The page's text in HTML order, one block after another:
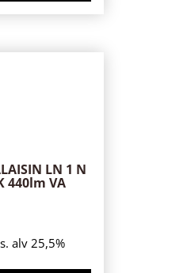
LN 1 N
440lm VA
alv 25,5%